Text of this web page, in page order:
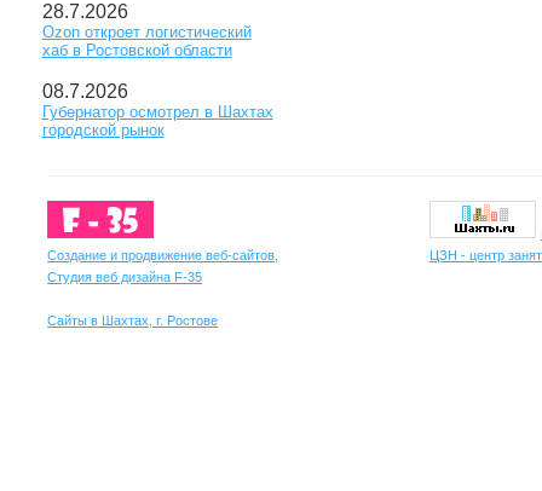
28.7.2026
Ozon откроет логистический
хаб в Ростовской области
08.7.2026
Губернатор осмотрел в Шахтах
городской рынок
Создание и продвижение веб-сайтов,
Студия веб дизайна F-35
Сайты в Шахтах, г. Ростове
ЦЗН - центр